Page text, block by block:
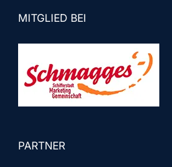
MITGLIED BEI
PARTNER